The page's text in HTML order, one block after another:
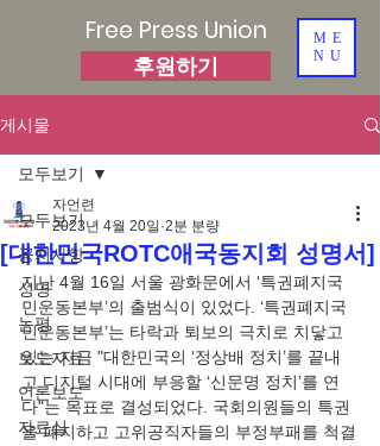
Free Press Union
후원하기
ME
NU
게시물
모두보기
공지사항
성명
논평
보도자료
언론보도
자료실
모두보기
[대한민국ROTC애국동지회 성명서]
자언련
2023년 4월 20일 2분 분량
지난 4월 16일 서울 광화문에서 ‘특권폐지국
민운동본부’의 출범식이 있었다. ‘특권폐지국
민운동본부’는 타락과 퇴보의 극치로 치닿고
있는 지금 "대한민국의 ‘정상배 정치’를 끝내
고 디지털 시대에 부응할 ‘신문명 정치’를 연
다"는 목표로 결성되었다. 국회의원들의 특권
을 폐지하고 고위공직자들의 부정부패를 척결